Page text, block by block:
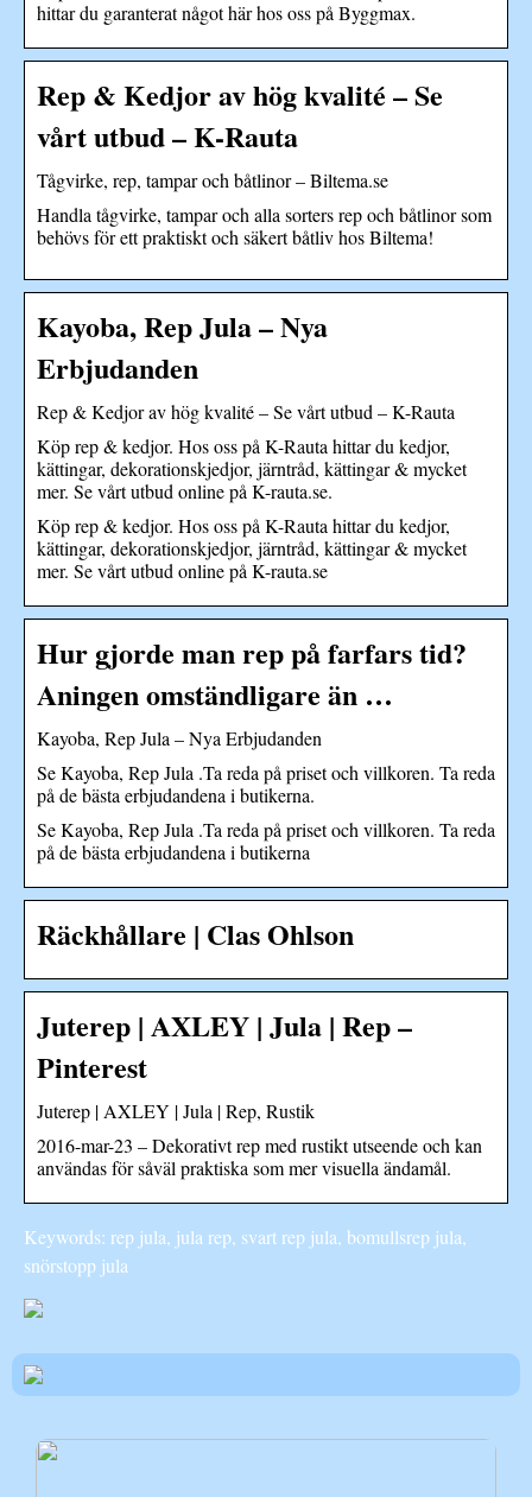
hittar du garanterat något här hos oss på Byggmax.
Rep & Kedjor av hög kvalité – Se
vårt utbud – K-Rauta
Tågvirke, rep, tampar och båtlinor – Biltema.se
Handla tågvirke, tampar och alla sorters rep och båtlinor som
behövs för ett praktiskt och säkert båtliv hos Biltema!
Kayoba, Rep Jula – Nya
Erbjudanden
Rep & Kedjor av hög kvalité – Se vårt utbud – K-Rauta
Köp rep & kedjor. Hos oss på K-Rauta hittar du kedjor,
kättingar, dekorationskjedjor, järntråd, kättingar & mycket
mer. Se vårt utbud online på K-rauta.se.
Köp rep & kedjor. Hos oss på K-Rauta hittar du kedjor,
kättingar, dekorationskjedjor, järntråd, kättingar & mycket
mer. Se vårt utbud online på K-rauta.se
Hur gjorde man rep på farfars tid?
Aningen omständligare än …
Kayoba, Rep Jula – Nya Erbjudanden
Se Kayoba, Rep Jula .Ta reda på priset och villkoren. Ta reda
på de bästa erbjudandena i butikerna.
Se Kayoba, Rep Jula .Ta reda på priset och villkoren. Ta reda
på de bästa erbjudandena i butikerna
Räckhållare | Clas Ohlson
Juterep | AXLEY | Jula | Rep –
Pinterest
Juterep | AXLEY | Jula | Rep, Rustik
2016-mar-23 – Dekorativt rep med rustikt utseende och kan
användas för såväl praktiska som mer visuella ändamål.
Keywords: rep jula, jula rep, svart rep jula, bomullsrep jula,
snörstopp jula